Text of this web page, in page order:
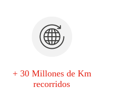
+ 30 Millones de Km
recorridos